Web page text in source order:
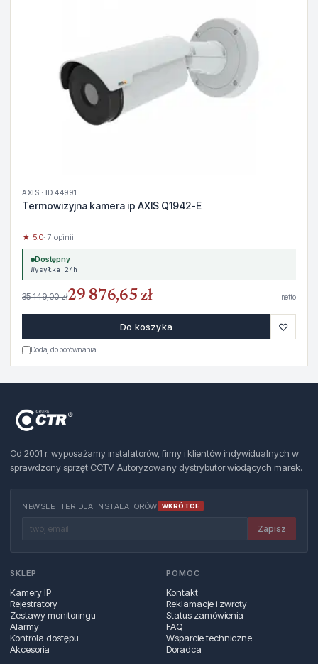
AXIS · ID 44991
Termowizyjna kamera ip AXIS Q1942-E
★ 5.0· 7 opinii
Dostępny
Wysyłka 24h
35 149,00 zł29 876,65 zł netto
Do koszyka ♡
Dodaj do porównania
Od 2001 r. wyposażamy instalatorów, firmy i klientów indywidualnych w
sprawdzony sprzęt CCTV. Autoryzowany dystrybutor wiodących marek.
NEWSLETTER DLA INSTALATORÓW WKRÓTCE
Zapisz
SKLEP
Kamery IP
Rejestratory
Zestawy monitoringu
Alarmy
Kontrola dostępu
Akcesoria
POMOC
Kontakt
Reklamacje i zwroty
Status zamówienia
FAQ
Wsparcie techniczne
Doradca